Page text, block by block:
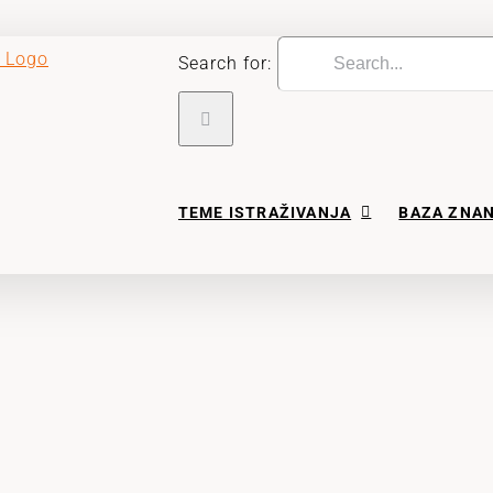
Search for:
TEME ISTRAŽIVANJA BAZA